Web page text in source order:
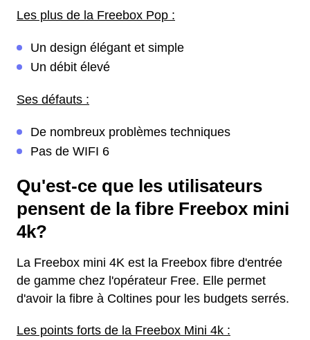
Les plus de la Freebox Pop :
Un design élégant et simple
Un débit élevé
Ses défauts :
De nombreux problèmes techniques
Pas de WIFI 6
Qu'est-ce que les utilisateurs
pensent de la fibre Freebox mini
4k?
La Freebox mini 4K est la Freebox fibre d'entrée
de gamme chez l'opérateur Free. Elle permet
d'avoir la fibre à Coltines pour les budgets serrés.
Les points forts de la Freebox Mini 4k :